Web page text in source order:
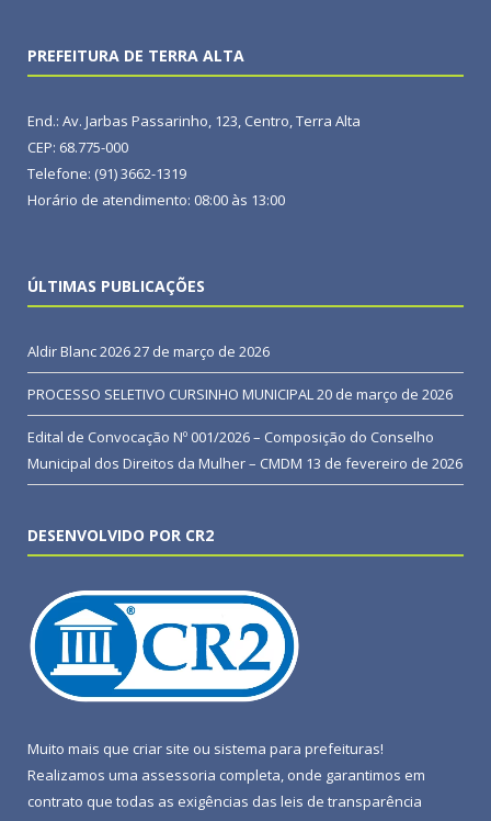
PREFEITURA DE TERRA ALTA
End.: Av. Jarbas Passarinho, 123, Centro, Terra Alta
CEP: 68.775-000
Telefone: (91) 3662-1319
Horário de atendimento: 08:00 às 13:00
ÚLTIMAS PUBLICAÇÕES
Aldir Blanc 202627 de março de 2026
PROCESSO SELETIVO CURSINHO MUNICIPAL20 de março de 2026
Edital de Convocação Nº 001/2026 – Composição do Conselho
Municipal dos Direitos da Mulher – CMDM 13 de fevereiro de 2026
DESENVOLVIDO POR CR2
Muito mais que criar site ou sistema para prefeituras!
Realizamos uma assessoria completa, onde garantimos em
contrato que todas as exigências das leis de transparência